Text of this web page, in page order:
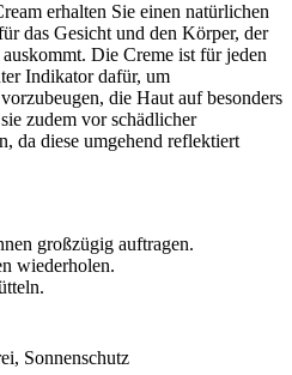
erhalten Sie einen natürlichen
das Gesicht und den Körper, der
Die Creme ist für jeden
Indikator dafür, um
die Haut auf besonders
zudem vor schädlicher
da diese umgehend reflektiert
großzügig auftragen.
wiederholen.
Sonnenschutz